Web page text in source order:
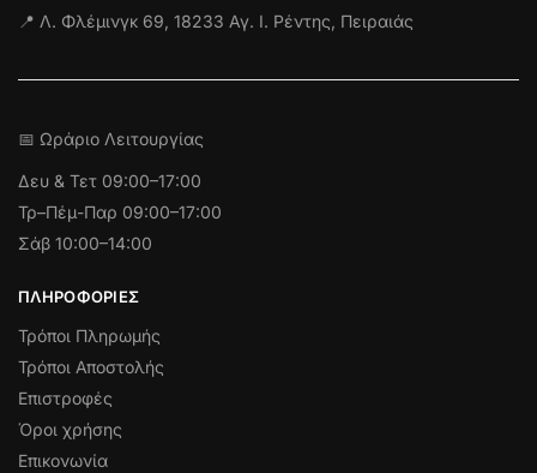
📍 Λ. Φλέμινγκ 69, 18233 Αγ. Ι. Ρέντης, Πειραιάς
📅 Ωράριο Λειτουργίας
Δευ & Τετ 09:00–17:00
Τρ–Πέμ-Παρ 09:00–17:00
Σάβ 10:00–14:00
ΠΛΗΡΟΦΟΡΊΕΣ
Τρόποι Πληρωμής
Τρόποι Αποστολής
Επιστροφές
Όροι χρήσης
Επικονωνία